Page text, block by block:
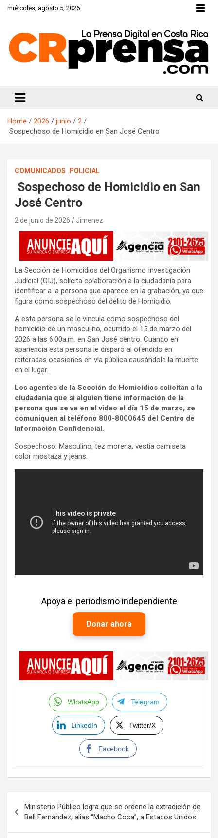
miércoles, agosto 5, 2026
Home 2026 junio
2
Sospechoso de Homicidio en San José Centro
COMUNICADOS POLICIAL
Sospechoso de Homicidio en San
José Centro
2 de junio de 2026 Jimenez
La Sección de Homicidios del Organismo Investigación
Judicial (OIJ), solicita colaboración a la ciudadanía para
identificar a la persona que aparece en la grabación, ya que
figura como sospechoso del delito de Homicidio.
A esta persona se le vincula como sospechoso del
homicidio de un masculino, ocurrido el 15 de marzo del
2026 a las 6:00a.m. en San José centro. Cuando en
apariencia esta persona le disparó al ofendido en
reiteradas ocasiones en vía pública causándole la muerte
en el lugar.
Los agentes de la Sección de Homicidios solicitan a la
ciudadanía que si alguien tiene información de la
persona que se ve en el video el día 15 de marzo, se
comuniquen al teléfono 800-8000645 del Centro de
Información Confidencial.
Sospechoso: Masculino, tez morena, vestía camiseta
color mostaza y jeans.
Apoya el periodismo independiente
Donar ahora
WhatsApp Telegram
LinkedIn Twitter/X
Facebook
de
entradas
Ministerio Público logra que se ordene la extradición de
Bell Fernández, alias “Macho Coca”, a Estados Unidos.